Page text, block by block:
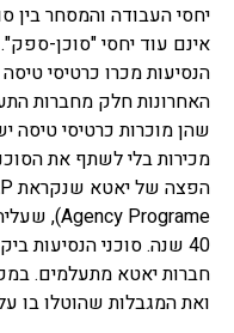
יחסי העבודה והמסחר בין
אינם עוד יחסי "סוכן-
הנסיעות מכרו כרטיסי
האחרונות חלק מחברות
שהן מוכרות כרטיסי טיסה
מכירות בלי לשתף את
40 שנה. סוכני הנסיעות
חברות יאטא מתעלמים.
ואת המגבלות שהוטלו בו